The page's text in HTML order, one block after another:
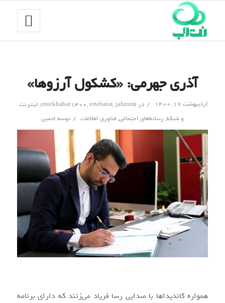
آذری جهرمی: «کشکول آرزوها»
اردیبهشت ۱۷, ۱۴۰۰ / در entekhabat1400,ertebatat,jahromi
, اینترنت
و شبکه, رسانه‌های اجتماعی, فناوری اطلاعات / توسط ادمین
همواره کاندیداها با صدایی رسا فریاد می‌زنند که دارای برنامه